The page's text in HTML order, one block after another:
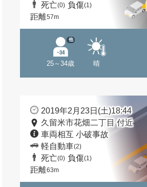
死亡(0) 負傷(1)
距離57m
25～34歳
他
晴
2019年2月23日(土)18:44
久留米市花畑二丁目 付近
車両相互 小破事故
軽自動車(2)
死亡(0) 負傷(1)
距離63m